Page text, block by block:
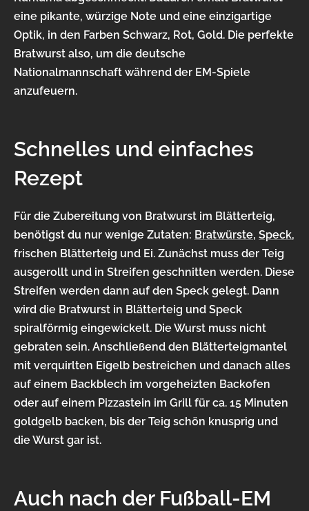
eine pikante, würzige Note und eine einzigartige
Optik, in den Farben Schwarz, Rot, Gold. Die perfekte
Bratwurst also, um die deutsche
Nationalmannschaft während der EM-Spiele
anzufeuern.
Schnelles und einfaches
Rezept
Für die Zubereitung von Bratwurst im Blätterteig,
benötigst du nur wenige Zutaten: Bratwürste, Speck,
frischen Blätterteig und Ei. Zunächst muss der Teig
ausgerollt und in Streifen geschnitten werden. Diese
Streifen werden dann auf den Speck gelegt. Dann
wird die Bratwurst in Blätterteig und Speck
spiralförmig eingewickelt. Die Wurst muss nicht
gebraten sein. Anschließend den Blätterteigmantel
mit verquirlten Eigelb bestreichen und danach alles
auf einem Backblech im vorgeheizten Backofen
oder auf einem Pizzastein im Grill für ca. 15 Minuten
goldgelb backen, bis der Teig schön knusprig und
die Wurst gar ist.
Auch nach der Fußball-EM